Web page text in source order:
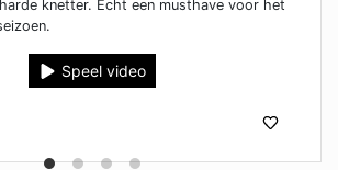
knetter. Echt een musthave voor het
Speel video